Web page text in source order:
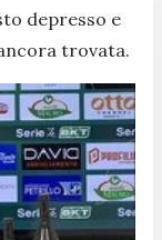
depresso e
trovata.